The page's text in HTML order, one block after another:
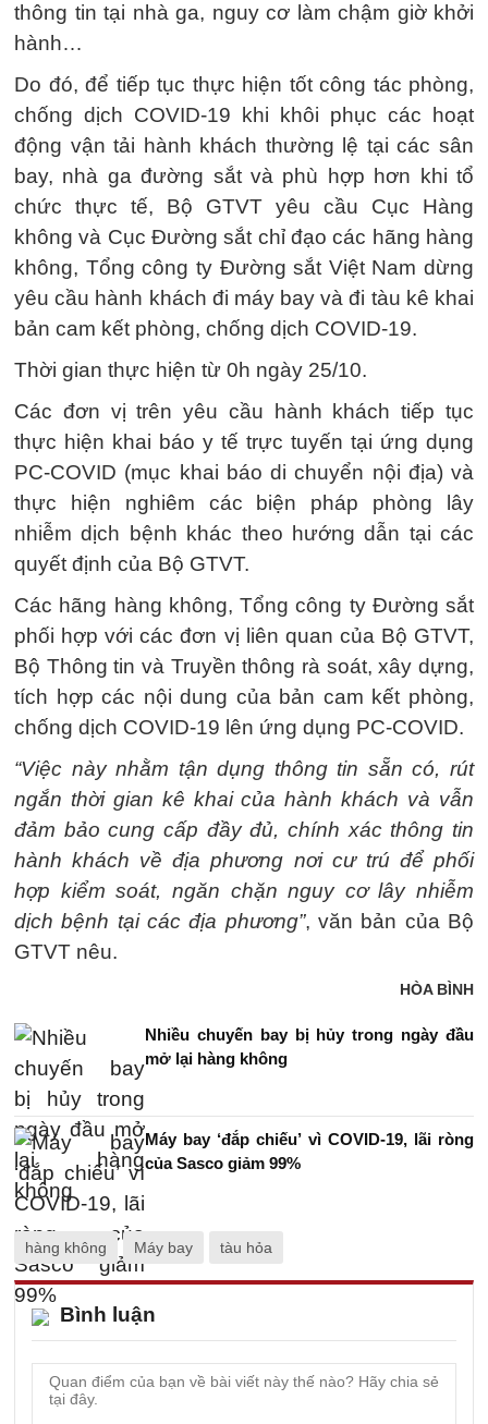
thông tin tại nhà ga, nguy cơ làm chậm giờ khởi
hành…
Do đó, để tiếp tục thực hiện tốt công tác phòng,
chống dịch COVID-19 khi khôi phục các hoạt
động vận tải hành khách thường lệ tại các sân
bay, nhà ga đường sắt và phù hợp hơn khi tổ
chức thực tế, Bộ GTVT yêu cầu Cục Hàng
không và Cục Đường sắt chỉ đạo các hãng hàng
không, Tổng công ty Đường sắt Việt Nam dừng
yêu cầu hành khách đi máy bay và đi tàu kê khai
bản cam kết phòng, chống dịch COVID-19.
Thời gian thực hiện từ 0h ngày 25/10.
Các đơn vị trên yêu cầu hành khách tiếp tục
thực hiện khai báo y tế trực tuyến tại ứng dụng
PC-COVID (mục khai báo di chuyển nội địa) và
thực hiện nghiêm các biện pháp phòng lây
nhiễm dịch bệnh khác theo hướng dẫn tại các
quyết định của Bộ GTVT.
Các hãng hàng không, Tổng công ty Đường sắt
phối hợp với các đơn vị liên quan của Bộ GTVT,
Bộ Thông tin và Truyền thông rà soát, xây dựng,
tích hợp các nội dung của bản cam kết phòng,
chống dịch COVID-19 lên ứng dụng PC-COVID.
“Việc này nhằm tận dụng thông tin sẵn có, rút
ngắn thời gian kê khai của hành khách và vẫn
đảm bảo cung cấp đầy đủ, chính xác thông tin
hành khách về địa phương nơi cư trú để phối
hợp kiểm soát, ngăn chặn nguy cơ lây nhiễm
dịch bệnh tại các địa phương”, văn bản của Bộ
GTVT nêu.
HÒA BÌNH
Nhiều chuyến bay bị hủy trong ngày đầu
mở lại hàng không
Máy bay ‘đắp chiếu’ vì COVID-19, lãi ròng
của Sasco giảm 99%
hàng không Máy bay tàu hỏa
Bình luận